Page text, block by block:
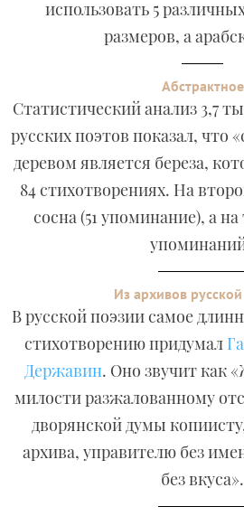
использовать 5
размеров, а
Абстрактное
Статистический анализ 3,7
русских поэтов показал,
деревом является береза,
84 стихотворениях. На
сосна (51 упоминание), а
Из архивов
В русской поэзии самое
стихотворению придумал
Державин. Оно звучит как
милости разжалованному
дворянской думы
архива, управителю без
без вкуса».